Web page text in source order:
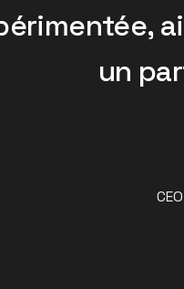
un